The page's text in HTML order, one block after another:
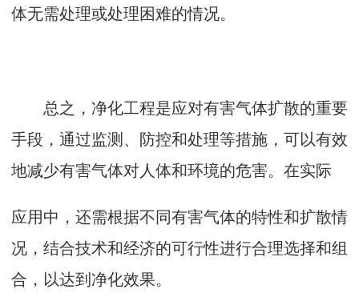
体无需处理或处理困难的情况。
总之，净化工程是应对有害气体扩散的重要
手段，通过监测、防控和处理等措施，可以有效
地减少有害气体对人体和环境的危害。在实际
应用中，还需根据不同有害气体的特性和扩散情
况，结合技术和经济的可行性进行合理选择和组
合，以达到净化效果。